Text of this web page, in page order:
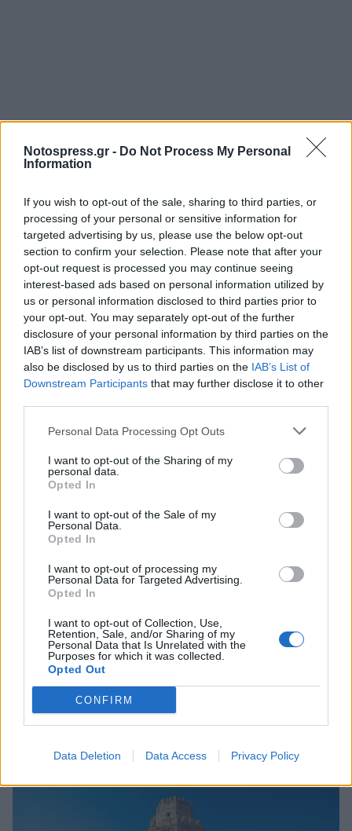
Notospress.gr - Do Not Process My Personal
Information
If you wish to opt-out of the sale, sharing to third parties, or
processing of your personal or sensitive information for
targeted advertising by us, please use the below opt-out
section to confirm your selection. Please note that after your
opt-out request is processed you may continue seeing
interest-based ads based on personal information utilized by
us or personal information disclosed to third parties prior to
your opt-out. You may separately opt-out of the further
disclosure of your personal information by third parties on the
IAB’s list of downstream participants. This information may
also be disclosed by us to third parties on the IAB’s List of
Downstream Participants that may further disclose it to other
Personal Data Processing Opt Outs
I want to opt-out of the Sharing of my
personal data.
Opted In
I want to opt-out of the Sale of my
Personal Data.
Opted In
I want to opt-out of processing my
Personal Data for Targeted Advertising.
Opted In
I want to opt-out of Collection, Use,
Retention, Sale, and/or Sharing of my
Personal Data that Is Unrelated with the
Purposes for which it was collected.
Opted Out
CONFIRM
Data Deletion Data Access Privacy Policy
Η «Χρυσή Ακτή» της Κυλλήνης: Ένας
άγνωστος παράδεισος 5 χιλιομέτρων
03/08/2026 11:21